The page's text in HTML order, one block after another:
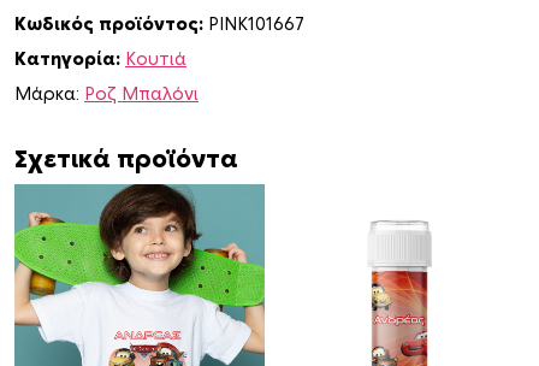
τ
ύ
π
υ
L
n
c
B
Κωδικός προϊόντος: PINK101667
Κατηγορία: Κουτιά
Μάρκα: Ροζ Μπαλόνι
Σχετικά προϊόντα